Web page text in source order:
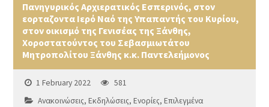
Πανηγυρικός Αρχιερατικός Εσπερινός, στον
εορταζοντα Ιερό Ναό της Υπαπαντής του Κυρίου,
στον οικισμό της Γενισέας της Ξάνθης,
Χοροστατούντος του Σεβασμιωτάτου
Μητροπολίτου Ξάνθης κ.κ. Παντελεήμονος
1 February 2022
581
Ανακοινώσεις,Εκδηλώσεις,Ενορίες,Επιλεγμένα